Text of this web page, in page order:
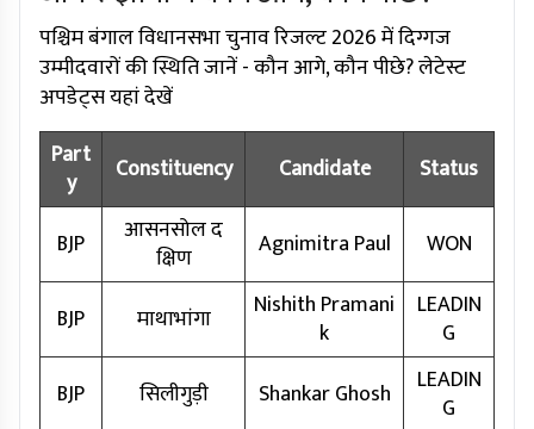
पश्चिम बंगाल विधानसभा चुनाव रिजल्ट 2026 में दिग्गज
उम्मीदवारों की स्थिति जानें - कौन आगे, कौन पीछे? लेटेस्ट
अपडेट्स यहां देखें
Part
y
Constituency Candidate Status
BJP
आसनसोल द
क्षिण
Agnimitra Paul WON
BJP माथाभांगा
Nishith Pramani
k
LEADIN
G
BJP
सिलीगुड़ी Shankar Ghosh
LEADIN
G